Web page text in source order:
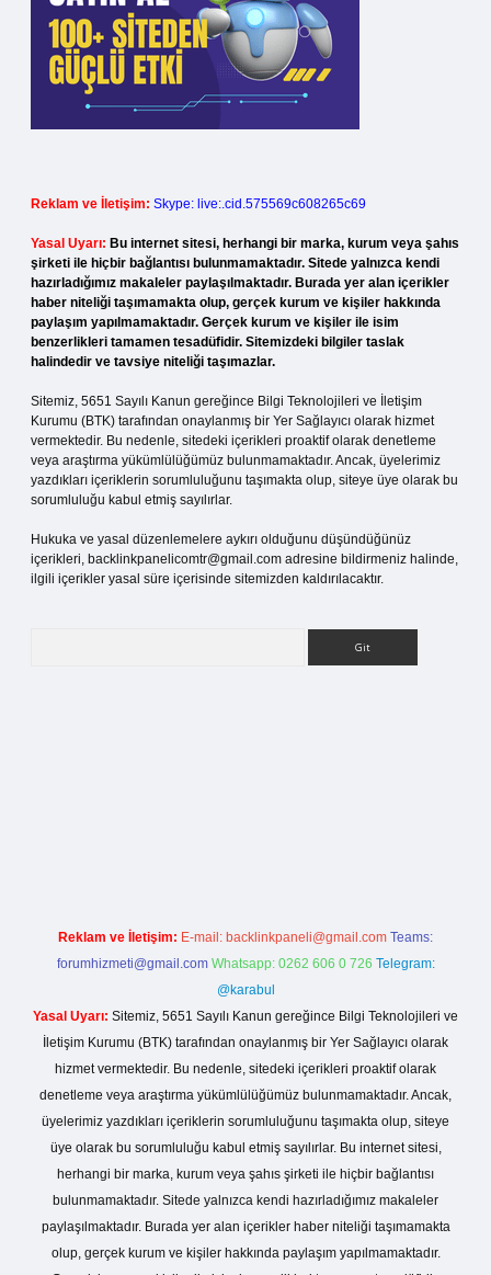
Reklam ve İletişim: Skype: live:.cid.575569c608265c69
Yasal Uyarı: Bu internet sitesi, herhangi bir marka, kurum veya şahıs
şirketi ile hiçbir bağlantısı bulunmamaktadır. Sitede yalnızca kendi
hazırladığımız makaleler paylaşılmaktadır. Burada yer alan içerikler
haber niteliği taşımamakta olup, gerçek kurum ve kişiler hakkında
paylaşım yapılmamaktadır. Gerçek kurum ve kişiler ile isim
benzerlikleri tamamen tesadüfidir. Sitemizdeki bilgiler taslak
halindedir ve tavsiye niteliği taşımazlar.
Sitemiz, 5651 Sayılı Kanun gereğince Bilgi Teknolojileri ve İletişim
Kurumu (BTK) tarafından onaylanmış bir Yer Sağlayıcı olarak hizmet
vermektedir. Bu nedenle, sitedeki içerikleri proaktif olarak denetleme
veya araştırma yükümlülüğümüz bulunmamaktadır. Ancak, üyelerimiz
yazdıkları içeriklerin sorumluluğunu taşımakta olup, siteye üye olarak bu
sorumluluğu kabul etmiş sayılırlar.
Hukuka ve yasal düzenlemelere aykırı olduğunu düşündüğünüz
içerikleri, backlinkpanelicomtr@gmail.com adresine bildirmeniz halinde,
ilgili içerikler yasal süre içerisinde sitemizden kaldırılacaktır.
Reklam ve İletişim: E-mail: backlinkpaneli@gmail.com Teams:
forumhizmeti@gmail.com Whatsapp: 0262 606 0 726 Telegram:
@karabul
Yasal Uyarı: Sitemiz, 5651 Sayılı Kanun gereğince Bilgi Teknolojileri ve
İletişim Kurumu (BTK) tarafından onaylanmış bir Yer Sağlayıcı olarak
hizmet vermektedir. Bu nedenle, sitedeki içerikleri proaktif olarak
denetleme veya araştırma yükümlülüğümüz bulunmamaktadır. Ancak,
üyelerimiz yazdıkları içeriklerin sorumluluğunu taşımakta olup, siteye
üye olarak bu sorumluluğu kabul etmiş sayılırlar. Bu internet sitesi,
herhangi bir marka, kurum veya şahıs şirketi ile hiçbir bağlantısı
bulunmamaktadır. Sitede yalnızca kendi hazırladığımız makaleler
paylaşılmaktadır. Burada yer alan içerikler haber niteliği taşımamakta
olup, gerçek kurum ve kişiler hakkında paylaşım yapılmamaktadır.